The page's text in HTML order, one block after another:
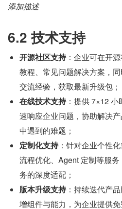
添加描述
6.2 技术支持
开源社区支持：企业可在开
教程、常见问题解决方案，
交流经验，获取最新升级包；
在线技术支持：提供 7×12 小
速响应企业问题，协助解决
中遇到的难题；
定制化支持：针对企业个性化
流程优化、Agent 定制等服
务的深度适配；
版本升级支持：持续迭代产
增组件与能力，为企业提供